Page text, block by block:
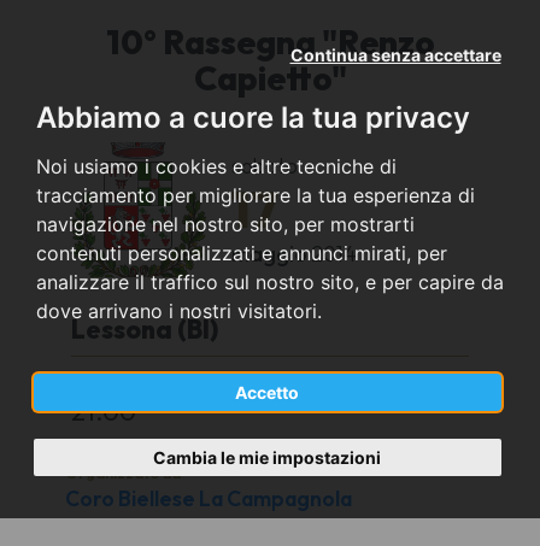
Abbiamo a cuore la tua privacy
Noi usiamo i cookies e altre tecniche di
tracciamento per migliorare la tua esperienza di
navigazione nel nostro sito, per mostrarti
contenuti personalizzati e annunci mirati, per
analizzare il traffico sul nostro sito, e per capire da
dove arrivano i nostri visitatori.
Accetto
Continua senza accettare
Cambia le mie impostazioni
10° Rassegna "Renzo
Capietto"
sabato
17
maggio2014
Lessona (BI)
Chiesa Parrocchiale di San Lorenzo
21.00
Organizzato da
Coro Biellese La Campagnola